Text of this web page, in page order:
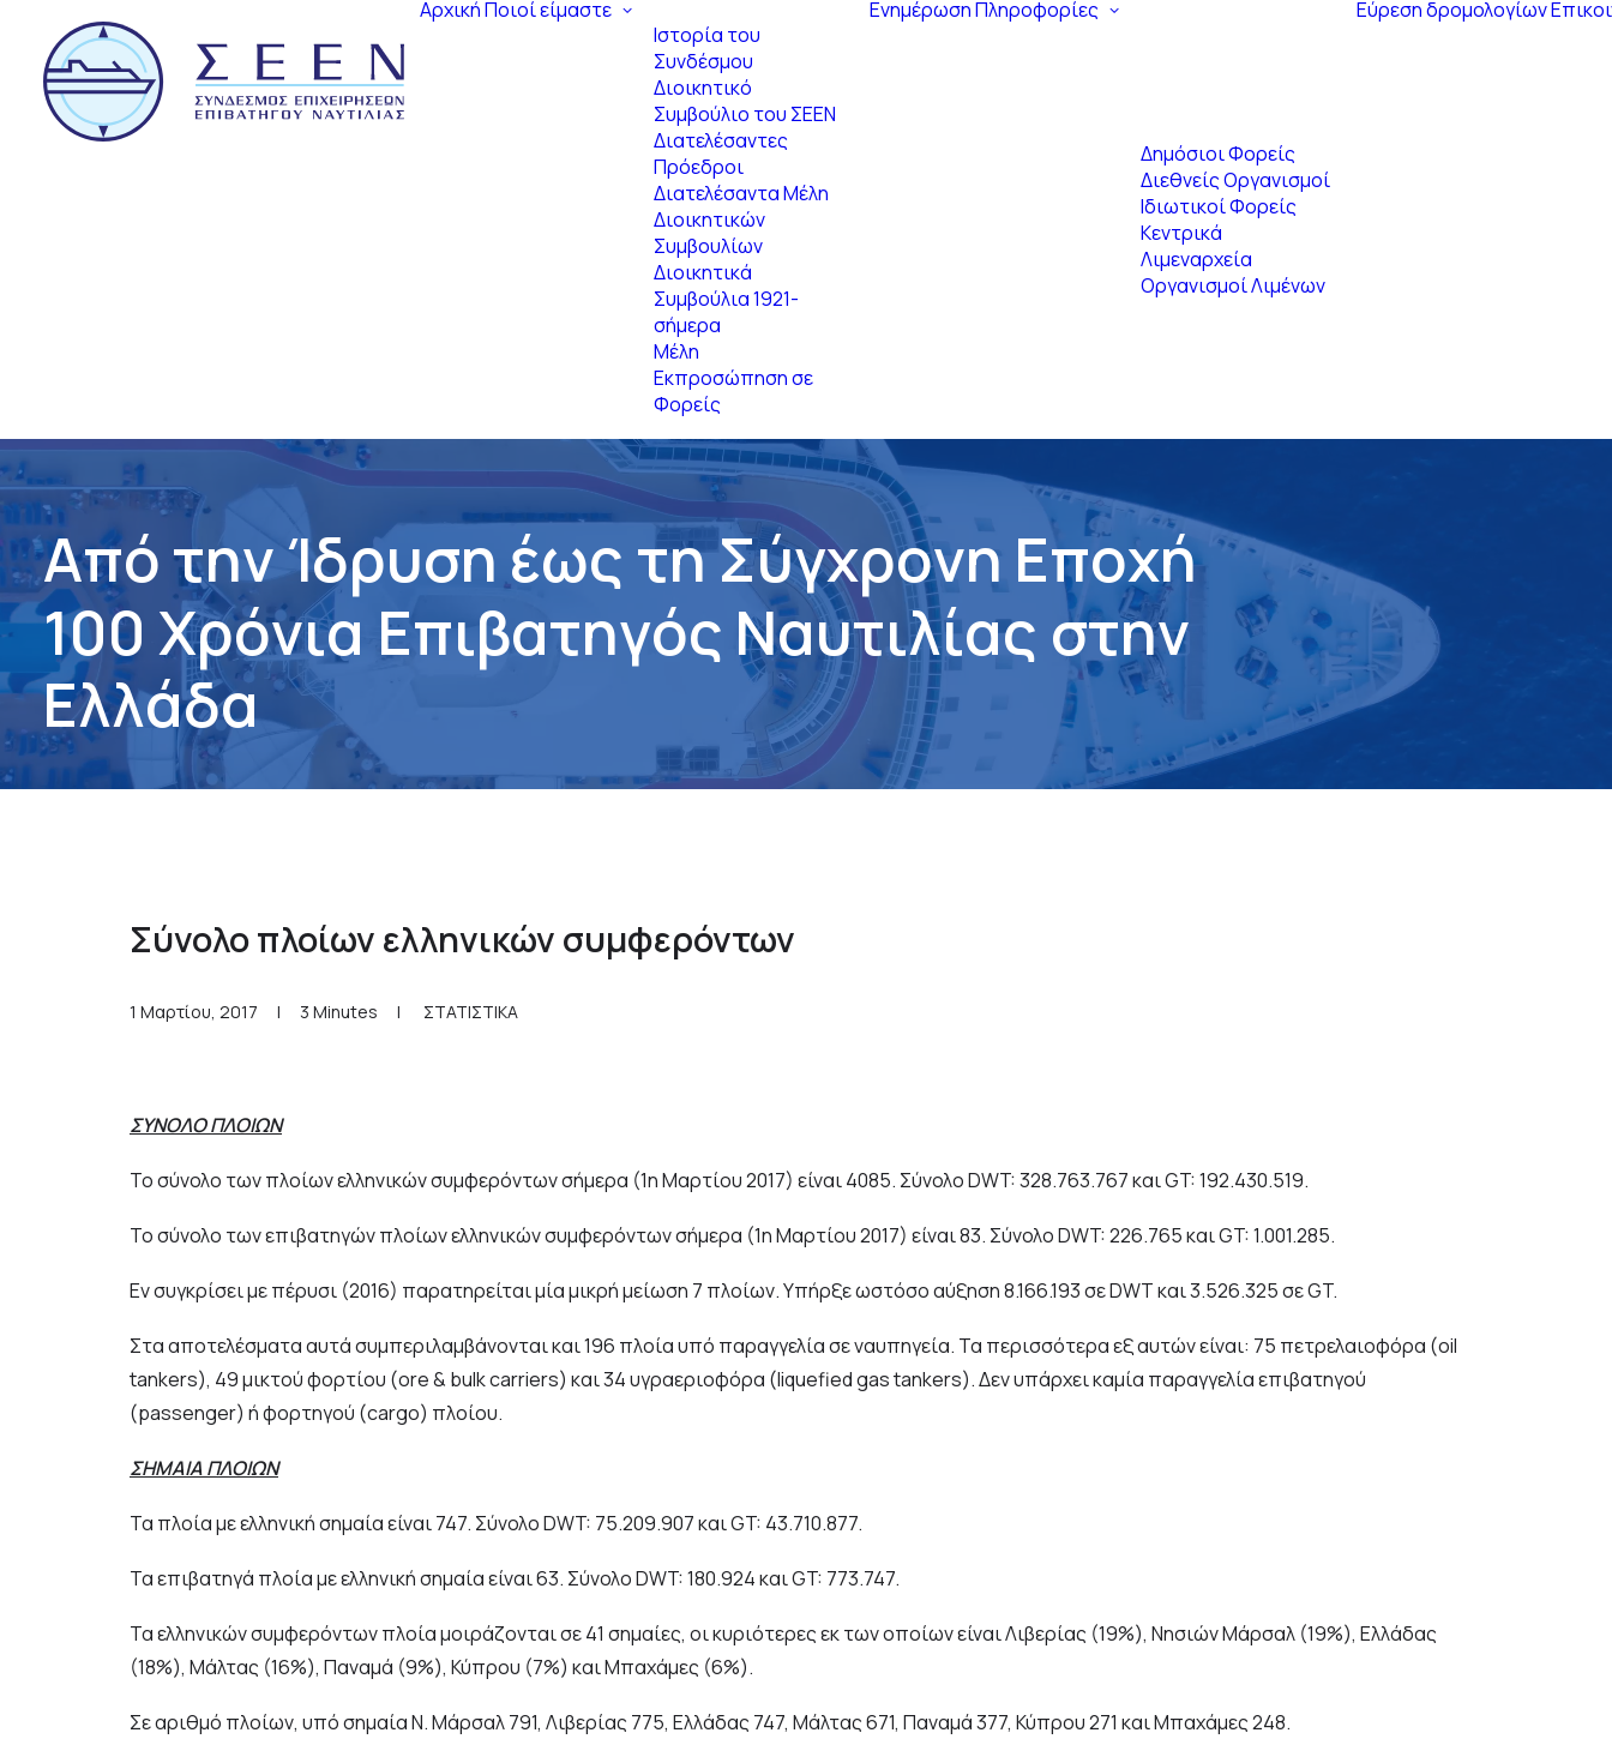
ΑρχικήΠοιοί είμαστε
Ιστορία του
Συνδέσμου
Διοικητικό
Συμβούλιο του ΣΕΕΝ
Διατελέσαντες
Πρόεδροι
Διατελέσαντα Μέλη
Διοικητικών
Συμβουλίων
Διοικητικά
Συμβούλια 1921-
σήμερα
Μέλη
Εκπροσώπηση σε
Φορείς
ΕνημέρωσηΠληροφορίες
Δημόσιοι Φορείς
Διεθνείς Οργανισμοί
Ιδιωτικοί Φορείς
Κεντρικά
Λιμεναρχεία
Οργανισμοί Λιμένων
Εύρεση δρομολογίων
ΑπότηνΊδρυση έως τηΣύγχρονη Εποχή
100 Χρόνια Επιβατηγός Ναυτιλίας στην
Ελλάδα
Σύνολο πλοίων ελληνικών συμφερόντων
1 Μαρτίου, 2017 | 3 Minutes | ΣΤΑΤΙΣΤΙΚΑ
ΣΥΝΟΛΟ ΠΛΟΙΩΝ
Το σύνολο των πλοίων ελληνικών συμφερόντων σήμερα (1η Μαρτίου 2017) είναι 4085. Σύνολο DWT: 328.763.767 και GT: 192.430.519.
Το σύνολο των επιβατηγών πλοίων ελληνικών συμφερόντων σήμερα (1η Μαρτίου 2017) είναι 83. Σύνολο DWT: 226.765 και GT: 1.001.285.
Εν συγκρίσει με πέρυσι (2016) παρατηρείται μία μικρή μείωση 7 πλοίων. Υπήρξε ωστόσο αύξηση 8.166.193 σε DWT και 3.526.325 σε GT.
Στα αποτελέσματα αυτά συμπεριλαμβάνονται και 196 πλοία υπό παραγγελία σε ναυπηγεία. Τα περισσότερα εξ αυτών είναι: 75 πετρελαιοφόρα (oil
tankers), 49 μικτού φορτίου (ore & bulk carriers) και 34 υγραεριοφόρα (liquefied gas tankers). Δεν υπάρχει καμία παραγγελία επιβατηγού
(passenger) ή φορτηγού (cargo) πλοίου.
ΣΗΜΑΙΑ ΠΛΟΙΩΝ
Τα πλοία με ελληνική σημαία είναι 747. Σύνολο DWT: 75.209.907 και GT: 43.710.877.
Τα επιβατηγά πλοία με ελληνική σημαία είναι 63. Σύνολο DWT: 180.924 και GT: 773.747.
Τα ελληνικών συμφερόντων πλοία μοιράζονται σε 41 σημαίες, οι κυριότερες εκ των οποίων είναι Λιβερίας (19%), Νησιών Μάρσαλ (19%), Ελλάδας
(18%), Μάλτας (16%), Παναμά (9%), Κύπρου (7%) και Μπαχάμες (6%).
Σε αριθμό πλοίων, υπό σημαία Ν. Μάρσαλ 791, Λιβερίας 775, Ελλάδας 747, Μάλτας 671, Παναμά 377, Κύπρου 271 και Μπαχάμες 248.